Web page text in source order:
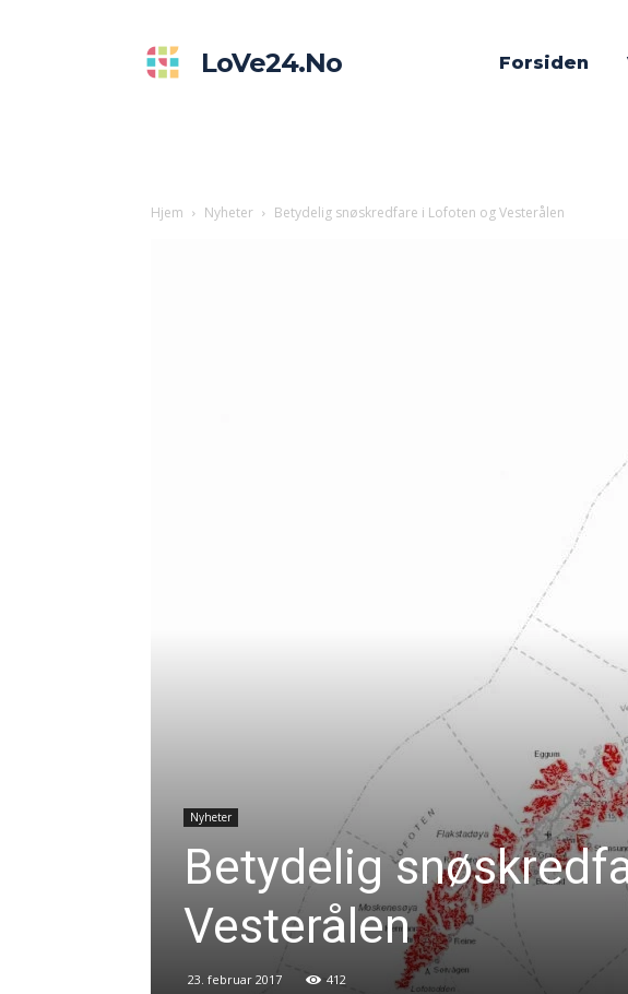
LoVe24.no Forsiden
Hjem Nyheter Betydelig snøskredfare i Lofoten og Vesterålen
Nyheter
Betydelig
Vesterålen
23. februar 2017 412